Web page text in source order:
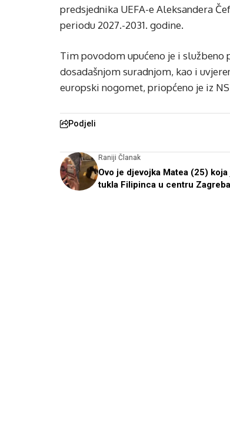
predsjednika UEFA-e Aleksandera
periodu 2027.-2031. godine.
Tim povodom upućeno je i službeno
dosadašnjom suradnjom, kao i
europski nogomet, priopćeno je iz
Podjeli
Raniji Članak
Ovo je djevojka Matea (25)
tukla Filipinca u centru Zagreba